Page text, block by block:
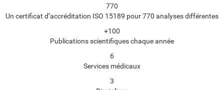
770
Un certificat d’accréditation ISO 15189 pour 770 analyses différentes
+100
Publications scientifiques chaque année
6
Services médicaux
3